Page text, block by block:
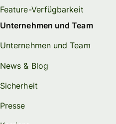
Feature-Verfügbarkeit
Unternehmen und Team
Unternehmen und Team
News & Blog
Sicherheit
Presse